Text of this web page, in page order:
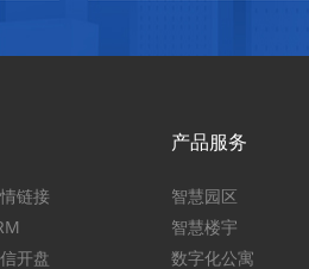
链接
开盘
产品服务
智慧园区
智慧楼宇
数字化公寓